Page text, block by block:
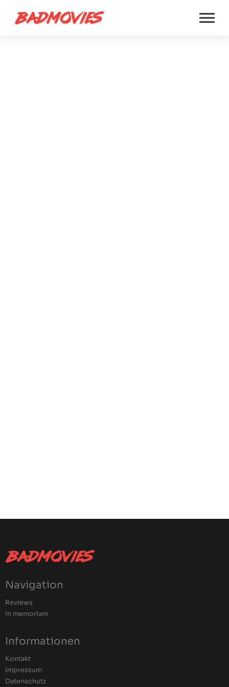
Navigation
Reviews
In memoriam
Informationen
Kontakt
Impressum
Datenschutz